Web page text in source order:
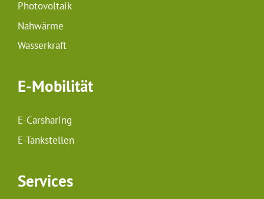
Photovoltaik
Nahwärme
Wasserkraft
E-Mobilität
E-Carsharing
E-Tankstellen
Services